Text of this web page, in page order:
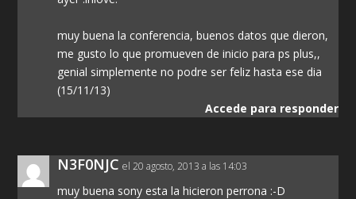
muy buena la conferencia, buenos datos que dieron,
me gusto lo que promueven de inicio para ps plus,,
genial simplemente no podre ser feliz hasta ese dia
(15/11/13)
Accede para responder
N3F0NJC el 20 agosto, 2013 a las 14:03
muy buena sony esta la hicieron perrona :-D